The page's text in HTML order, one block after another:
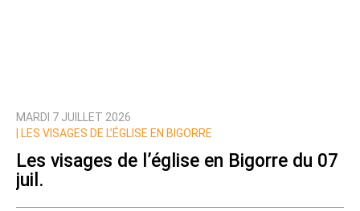
MARDI 7 JUILLET 2026
LES VISAGES DE L’ÉGLISE EN BIGORRE
Les visages de l’église en Bigorre du 07
juil.